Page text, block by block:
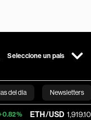
Seleccione un país
del día Newsletters
USD 1,919.10 +0.70%